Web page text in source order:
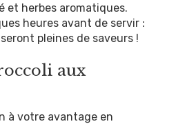
et herbes aromatiques.
heures avant de servir :
pleines de saveurs !
aux
à votre avantage en